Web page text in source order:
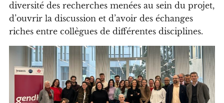
diversité des recherches menées au sein du projet,
d’ouvrir la discussion et d’avoir des échanges
riches entre collègues de différentes disciplines.